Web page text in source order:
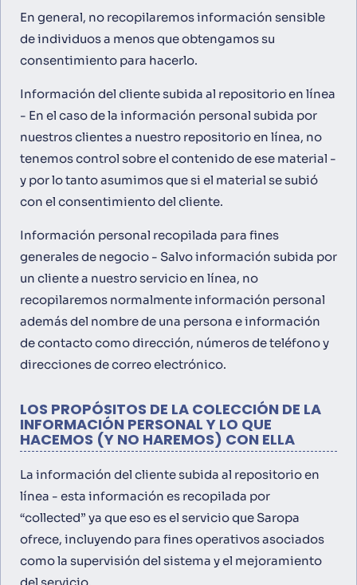
En general, no recopilaremos información sensible
de individuos a menos que obtengamos su
consentimiento para hacerlo.
Información del cliente subida al repositorio en línea
- En el caso de la información personal subida por
nuestros clientes a nuestro repositorio en línea, no
tenemos control sobre el contenido de ese material -
y por lo tanto asumimos que si el material se subió
con el consentimiento del cliente.
Información personal recopilada para fines
generales de negocio - Salvo información subida por
un cliente a nuestro servicio en línea, no
recopilaremos normalmente información personal
además del nombre de una persona e información
de contacto como dirección, números de teléfono y
direcciones de correo electrónico.
LOS PROPÓSITOS DE LA COLECCIÓN DE LA
INFORMACIÓN PERSONAL Y LO QUE
HACEMOS (Y NO HAREMOS) CON ELLA
La información del cliente subida al repositorio en
línea - esta información es recopilada por
“collected” ya que eso es el servicio que Saropa
ofrece, incluyendo para fines operativos asociados
como la supervisión del sistema y el mejoramiento